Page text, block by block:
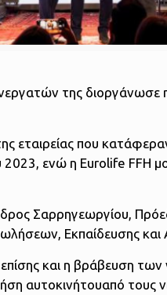
της διοργάνωσε
που
2023, ενώ η Eurolife FFH
Σαρρηγεωργίου,
Εκπαίδευσης
και η βράβευση
αυτοκινήτουαπό τους